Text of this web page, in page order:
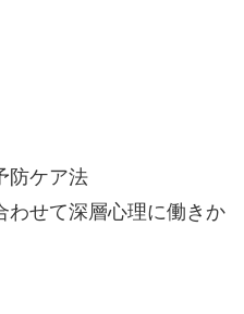
防ケア法
わせて深層心理に働きか